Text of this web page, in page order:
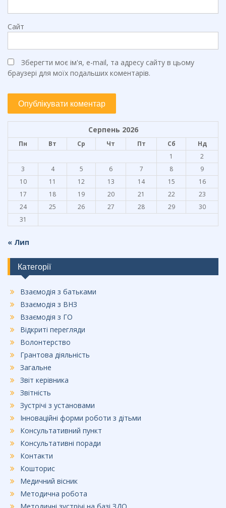
Сайт
Зберегти моє ім'я, e-mail, та адресу сайту в цьому
браузері для моїх подальших коментарів.
Серпень 2026
Пн Вт Ср Чт Пт Сб
Нд
1
2
3
4 5 6 7 8
9
10
11 12 13 14 15
16
17
18 19 20 21 22
23
24
25 26 27 28 29
30
31
« Лип
Категорії
Взаємодія з батьками
Взаємодія з ВНЗ
Взаємодія з ГО
Відкриті перегляди
Волонтерство
Грантова діяльність
Загальне
Звіт керівника
Звітність
Зустрічі з установами
Інноваційні форми роботи з дітьми
Консультативний пункт
Консультативні поради
Контакти
Кошторис
Медичний вісник
Методична робота